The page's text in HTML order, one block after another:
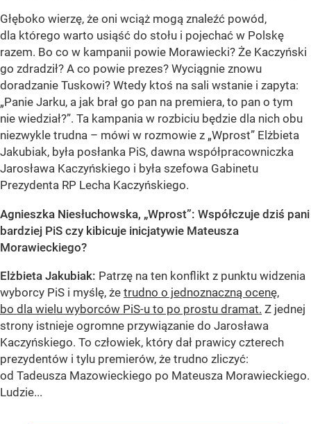
Głęboko wierzę, że oni wciąż mogą znaleźć powód,
dla którego warto usiąść do stołu i pojechać w Polskę
razem. Bo co w kampanii powie Morawiecki? Że Kaczyński
go zdradził? A co powie prezes? Wyciągnie znowu
doradzanie Tuskowi? Wtedy ktoś na sali wstanie i zapyta:
„Panie Jarku, a jak brał go pan na premiera, to pan o tym
nie wiedział?”. Ta kampania w rozbiciu będzie dla nich obu
niezwykle trudna – mówi w rozmowie z „Wprost” Elżbieta
Jakubiak, była posłanka PiS, dawna współpracowniczka
Jarosława Kaczyńskiego i była szefowa Gabinetu
Prezydenta RP Lecha Kaczyńskiego.
Agnieszka Niesłuchowska, „Wprost”: Współczuje dziś pani
bardziej PiS czy kibicuje inicjatywie Mateusza
Morawieckiego?
Elżbieta Jakubiak: Patrzę na ten konflikt z punktu widzenia
wyborcy PiS i myślę, że trudno o jednoznaczną ocenę,
bo dla wielu wyborców PiS-u to po prostu dramat. Z jednej
strony istnieje ogromne przywiązanie do Jarosława
Kaczyńskiego. To człowiek, który dał prawicy czterech
prezydentów i tylu premierów, że trudno zliczyć:
od Tadeusza Mazowieckiego po Mateusza Morawieckiego.
Ludzie...